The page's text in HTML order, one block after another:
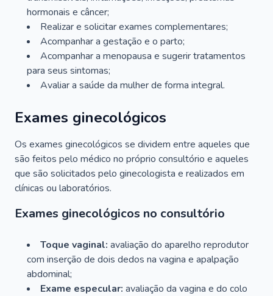
hormonais e câncer;
Realizar e solicitar exames complementares;
Acompanhar a gestação e o parto;
Acompanhar a menopausa e sugerir tratamentos
para seus sintomas;
Avaliar a saúde da mulher de forma integral.
Exames ginecológicos
Os exames ginecológicos se dividem entre aqueles que
são feitos pelo médico no próprio consultório e aqueles
que são solicitados pelo ginecologista e realizados em
clínicas ou laboratórios.
Exames ginecológicos no consultório
Toque vaginal: avaliação do aparelho reprodutor
com inserção de dois dedos na vagina e apalpação
abdominal;
Exame especular: avaliação da vagina e do colo